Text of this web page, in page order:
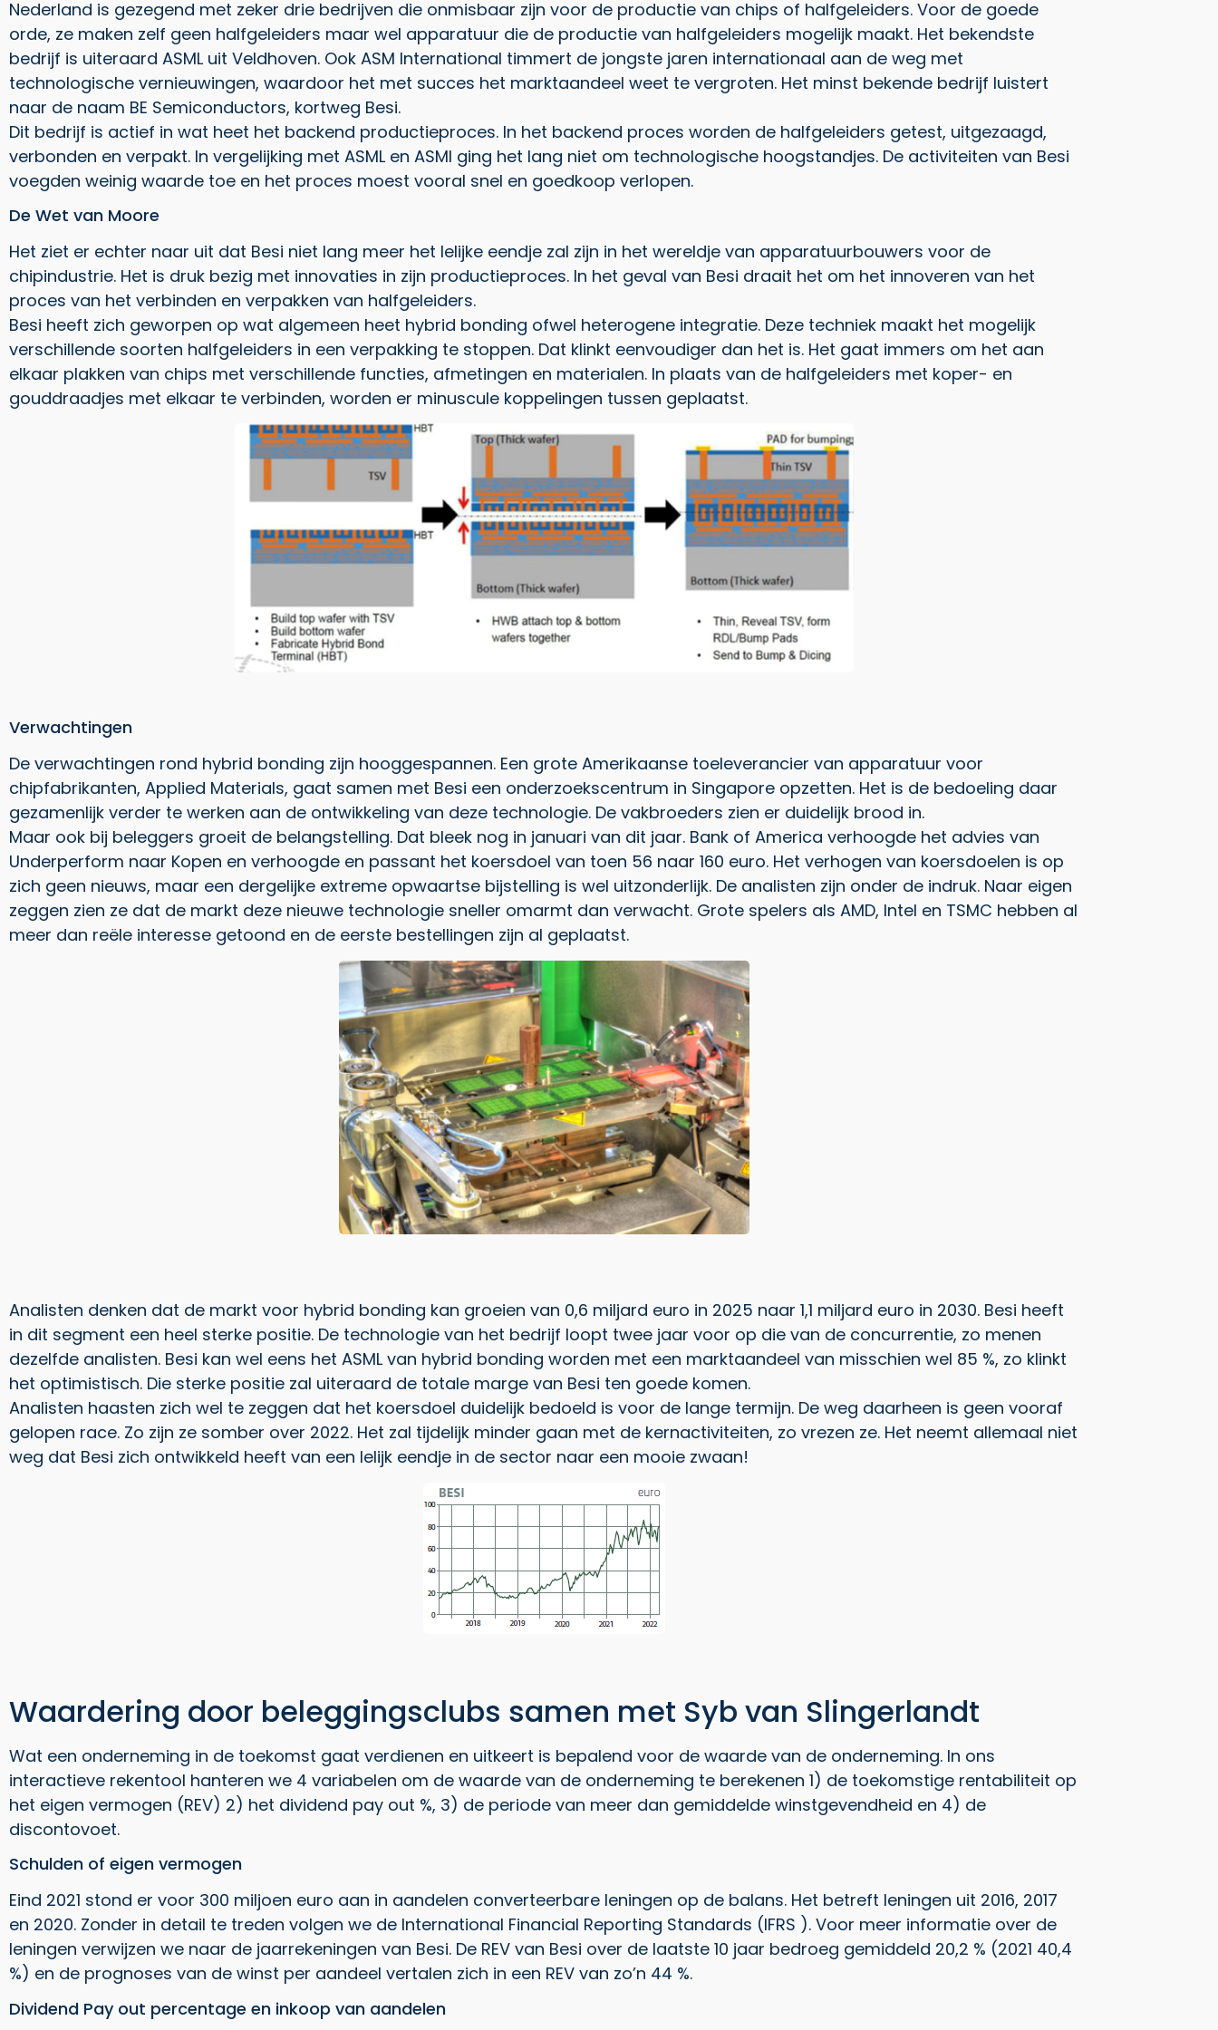
Nederland is gezegend met zeker drie bedrijven die onmisbaar zijn voor de productie van chips of halfgeleiders. Voor de goede
orde, ze maken zelf geen halfgeleiders maar wel apparatuur die de productie van halfgeleiders mogelijk maakt. Het bekendste
bedrijf is uiteraard ASML uit Veldhoven. Ook ASM International timmert de jongste jaren internationaal aan de weg met
technologische vernieuwingen, waardoor het met succes het marktaandeel weet te vergroten. Het minst bekende bedrijf luistert
naar de naam BE Semiconductors, kortweg Besi.
Dit bedrijf is actief in wat heet het backend productieproces. In het backend proces worden de halfgeleiders getest, uitgezaagd,
verbonden en verpakt. In vergelijking met ASML en ASMI ging het lang niet om technologische hoogstandjes. De activiteiten van Besi
voegden weinig waarde toe en het proces moest vooral snel en goedkoop verlopen.
De Wet van Moore
Het ziet er echter naar uit dat Besi niet lang meer het lelijke eendje zal zijn in het wereldje van apparatuurbouwers voor de
chipindustrie. Het is druk bezig met innovaties in zijn productieproces. In het geval van Besi draait het om het innoveren van het
proces van het verbinden en verpakken van halfgeleiders.
Besi heeft zich geworpen op wat algemeen heet hybrid bonding ofwel heterogene integratie. Deze techniek maakt het mogelijk
verschillende soorten halfgeleiders in een verpakking te stoppen. Dat klinkt eenvoudiger dan het is. Het gaat immers om het aan
elkaar plakken van chips met verschillende functies, afmetingen en materialen. In plaats van de halfgeleiders met koper- en
gouddraadjes met elkaar te verbinden, worden er minuscule koppelingen tussen geplaatst.
Verwachtingen
De verwachtingen rond hybrid bonding zijn hooggespannen. Een grote Amerikaanse toeleverancier van apparatuur voor
chipfabrikanten, Applied Materials, gaat samen met Besi een onderzoekscentrum in Singapore opzetten. Het is de bedoeling daar
gezamenlijk verder te werken aan de ontwikkeling van deze technologie. De vakbroeders zien er duidelijk brood in.
Maar ook bij beleggers groeit de belangstelling. Dat bleek nog in januari van dit jaar. Bank of America verhoogde het advies van
Underperform naar Kopen en verhoogde en passant het koersdoel van toen 56 naar 160 euro. Het verhogen van koersdoelen is op
zich geen nieuws, maar een dergelijke extreme opwaartse bijstelling is wel uitzonderlijk. De analisten zijn onder de indruk. Naar eigen
zeggen zien ze dat de markt deze nieuwe technologie sneller omarmt dan verwacht. Grote spelers als AMD, Intel en TSMC hebben al
meer dan reële interesse getoond en de eerste bestellingen zijn al geplaatst.
Analisten denken dat de markt voor hybrid bonding kan groeien van 0,6 miljard euro in 2025 naar 1,1 miljard euro in 2030. Besi heeft
in dit segment een heel sterke positie. De technologie van het bedrijf loopt twee jaar voor op die van de concurrentie, zo menen
dezelfde analisten. Besi kan wel eens het ASML van hybrid bonding worden met een marktaandeel van misschien wel 85 %, zo klinkt
het optimistisch. Die sterke positie zal uiteraard de totale marge van Besi ten goede komen.
Analisten haasten zich wel te zeggen dat het koersdoel duidelijk bedoeld is voor de lange termijn. De weg daarheen is geen vooraf
gelopen race. Zo zijn ze somber over 2022. Het zal tijdelijk minder gaan met de kernactiviteiten, zo vrezen ze. Het neemt allemaal niet
weg dat Besi zich ontwikkeld heeft van een lelijk eendje in de sector naar een mooie zwaan!
Waardering door beleggingsclubs samen met Syb van Slingerlandt
Wat een onderneming in de toekomst gaat verdienen en uitkeert is bepalend voor de waarde van de onderneming. In ons
interactieve rekentool hanteren we 4 variabelen om de waarde van de onderneming te berekenen 1) de toekomstige rentabiliteit op
het eigen vermogen (REV) 2) het dividend pay out %, 3) de periode van meer dan gemiddelde winstgevendheid en 4) de
discontovoet.
Schulden of eigen vermogen
Eind 2021 stond er voor 300 miljoen euro aan in aandelen converteerbare leningen op de balans. Het betreft leningen uit 2016, 2017
en 2020. Zonder in detail te treden volgen we de International Financial Reporting Standards (IFRS ). Voor meer informatie over de
leningen verwijzen we naar de jaarrekeningen van Besi. De REV van Besi over de laatste 10 jaar bedroeg gemiddeld 20,2 % (2021 40,4
%) en de prognoses van de winst per aandeel vertalen zich in een REV van zo’n 44 %.
Dividend Pay out percentage en inkoop van aandelen